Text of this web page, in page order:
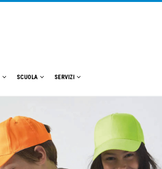
SCUOLA SERVIZI